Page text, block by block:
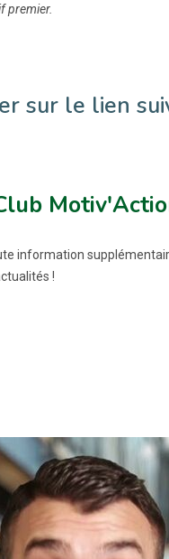
premier.
sur le lien
information
!